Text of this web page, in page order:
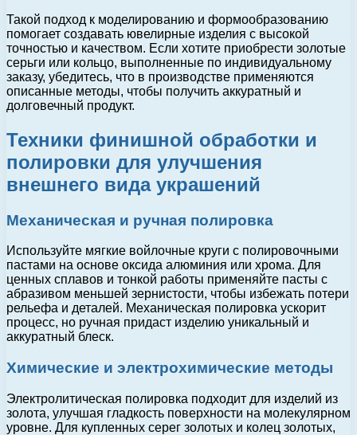
Такой подход к моделированию и формообразованию
помогает создавать ювелирные изделия с высокой
точностью и качеством. Если хотите приобрести золотые
серьги или кольцо, выполненные по индивидуальному
заказу, убедитесь, что в производстве применяются
описанные методы, чтобы получить аккуратный и
долговечный продукт.
Техники финишной обработки и
полировки для улучшения
внешнего вида украшений
Механическая и ручная полировка
Используйте мягкие войлочные круги с полировочными
пастами на основе оксида алюминия или хрома. Для
ценных сплавов и тонкой работы применяйте пасты с
абразивом меньшей зернистости, чтобы избежать потери
рельефа и деталей. Механическая полировка ускорит
процесс, но ручная придаст изделию уникальный и
аккуратный блеск.
Химические и электрохимические методы
Электролитическая полировка подходит для изделий из
золота, улучшая гладкость поверхности на молекулярном
уровне. Для купленных серег золотых и колец золотых,